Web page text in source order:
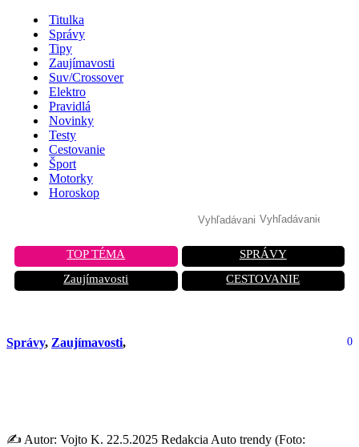
Titulka
Správy
Tipy
Zaujímavosti
Suv/Crossover
Elektro
Pravidlá
Novinky
Testy
Cestovanie
Šport
Motorky
Horoskop
TOP TÉMA
SPRÁVY
Zaujímavosti
CESTOVANIE
Správy, Zaujímavosti, 0
✍️ Autor: Vojto K. 22.5.2025 Redakcia Auto trendy (Foto: